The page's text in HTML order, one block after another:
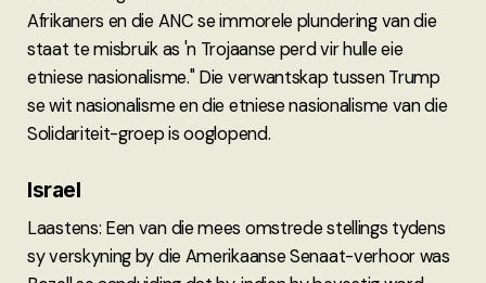
Afrikaners en die ANC se immorele plundering van die
staat te misbruik as 'n Trojaanse perd vir hulle eie
etniese nasionalisme." Die verwantskap tussen Trump
se wit nasionalisme en die etniese nasionalisme van die
Solidariteit-groep is ooglopend.
Israel
Laastens: Een van die mees omstrede stellings tydens
sy verskyning by die Amerikaanse Senaat-verhoor was